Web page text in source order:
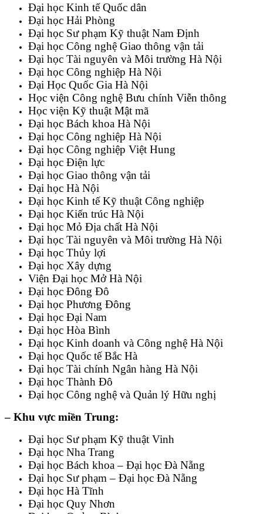
Đại học Kinh tế Quốc dân
Đại học Hải Phòng
Đại học Sư phạm Kỹ thuật Nam Định
Đại học Công nghệ Giao thông vận tải
Đại học Tài nguyên và Môi trường Hà Nội
Đại học Công nghiệp Hà Nội
Đại Học Quốc Gia Hà Nội
Học viện Công nghệ Bưu chính Viễn thông
Học viện Kỹ thuật Mật mã
Đại học Bách khoa Hà Nội
Đại học Công nghiệp Hà Nội
Đại học Công nghiệp Việt Hung
Đại học Điện lực
Đại học Giao thông vận tải
Đại học Hà Nội
Đại học Kinh tế Kỹ thuật Công nghiệp
Đại học Kiến trúc Hà Nội
Đại học Mỏ Địa chất Hà Nội
Đại học Tài nguyên và Môi trường Hà Nội
Đại học Thủy lợi
Đại học Xây dựng
Viện Đại học Mở Hà Nội
Đại học Đông Đô
Đại học Phương Đông
Đại học Đại Nam
Đại học Hòa Bình
Đại học Kinh doanh và Công nghệ Hà Nội
Đại học Quốc tế Bắc Hà
Đại học Tài chính Ngân hàng Hà Nội
Đại học Thành Đô
Đại học Công nghệ và Quản lý Hữu nghị
– Khu vực miền Trung:
Đại học Sư phạm Kỹ thuật Vinh
Đại học Nha Trang
Đại học Bách khoa – Đại học Đà Nẵng
Đại học Sư phạm – Đại học Đà Nẵng
Đại học Hà Tĩnh
Đại học Quy Nhơn